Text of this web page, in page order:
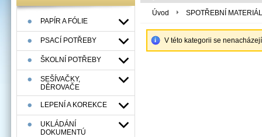
PAPÍR A FÓLIE
PSACÍ POTŘEBY
ŠKOLNÍ POTŘEBY
SEŠÍVAČKY,
DĚROVAČE
LEPENÍ A KOREKCE
UKLÁDÁNÍ
DOKUMENTÚ
Úvod SPOTŘEBNÍ MATERIÁL
V této kategorii se